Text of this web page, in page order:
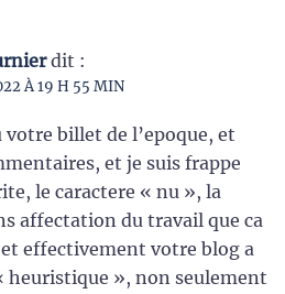
dit :
À 19 H 55 MIN
votre billet de l’epoque, et
et je suis frappe
le caractere « nu », la
affectation du travail que ca
effectivement votre blog a
heuristique », non seulement